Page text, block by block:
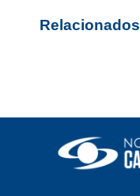
Relacionados